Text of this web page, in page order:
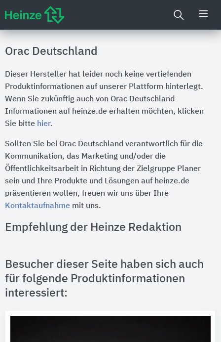
Orac Deutschland
Dieser Hersteller hat leider noch keine vertiefenden
Produktinformationen auf unserer Plattform hinterlegt.
Wenn Sie zukünftig auch von Orac Deutschland
Informationen auf heinze.de erhalten möchten, klicken
Sie bitte hier.
Sollten Sie bei Orac Deutschland verantwortlich für die
Kommunikation, das Marketing und/oder die
Öffentlichkeitsarbeit in Richtung der Zielgruppe Planer
sein und Ihre Produkte und Lösungen auf heinze.de
präsentieren wollen, freuen wir uns über Ihre
Kontaktaufnahme mit uns.
Empfehlung der Heinze Redaktion
Besucher dieser Seite haben sich auch
für folgende Produktinformationen
interessiert: